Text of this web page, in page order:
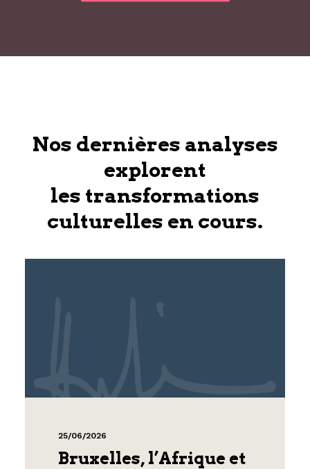
Nos dernières analyses
explorent
les transformations
culturelles en cours.
25/06/2026
Bruxelles, l’Afrique et